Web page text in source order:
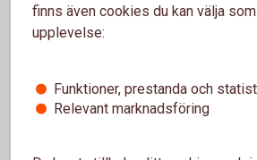
4 Ordinarie årsavgift.
Entercard Group AB är kreditgivare
kreditkortet ovan. Swedbank AB och
kreditförmedlare avseende betal-
finns även cookies du kan välja
upplevelse:
Funktioner, prestanda och
Relevant marknadsföring